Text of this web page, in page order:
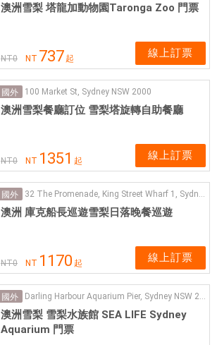
澳洲雪梨 塔龍加動物園Taronga Zoo 門票
NT0 NT 737 起 線上訂票
國外 100 Market St, Sydney NSW 2000
澳洲雪梨餐廳訂位 雪梨塔旋轉自助餐廳
NT0 NT 1351 起 線上訂票
國外 32 The Promenade, King Street Wharf 1, Sydney
澳洲 庫克船長巡遊雪梨日落晚餐巡遊
NT0 NT 1170 起 線上訂票
國外 Darling Harbour Aquarium Pier, Sydney NSW 2000
澳洲雪梨 雪梨水族館 SEA LIFE Sydney
Aquarium 門票